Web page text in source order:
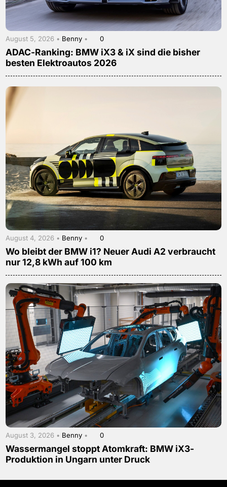
August 5, 2026 • Benny • 0
ADAC-Ranking: BMW iX3 & iX sind die bisher
besten Elektroautos 2026
August 4, 2026 • Benny • 0
Wo bleibt der BMW i1? Neuer Audi A2 verbraucht
nur 12,8 kWh auf 100 km
August 3, 2026 • Benny • 0
Wassermangel stoppt Atomkraft: BMW iX3-
Produktion in Ungarn unter Druck